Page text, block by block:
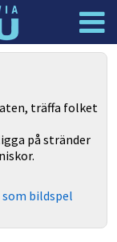
träffa folket
på stränder
som bildspel